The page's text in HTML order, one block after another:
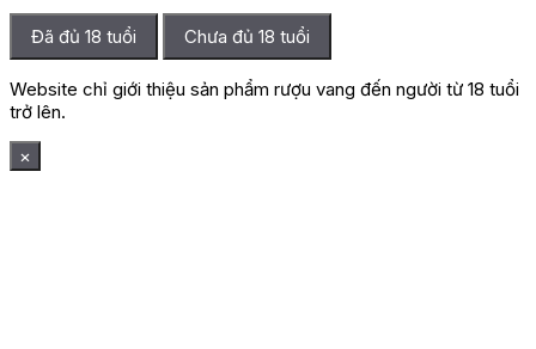
Đã đủ 18 tuổi Chưa đủ 18 tuổi
Website chỉ giới thiệu sản phẩm rượu vang đến người từ 18 tuổi
trở lên.
×